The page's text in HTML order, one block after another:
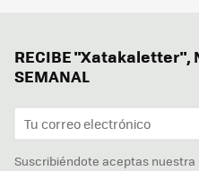
RECIBE "Xatakaletter",
SEMANAL
Suscribiéndote aceptas nuestra